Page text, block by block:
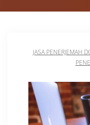
JASA PENERJEMAH